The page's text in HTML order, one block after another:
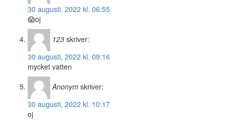
30 augusti, 2022 kl. 06:55
😱oj
123 skriver:
30 augusti, 2022 kl. 09:16
mycket vatten
Anonym skriver:
30 augusti, 2022 kl. 10:17
oj